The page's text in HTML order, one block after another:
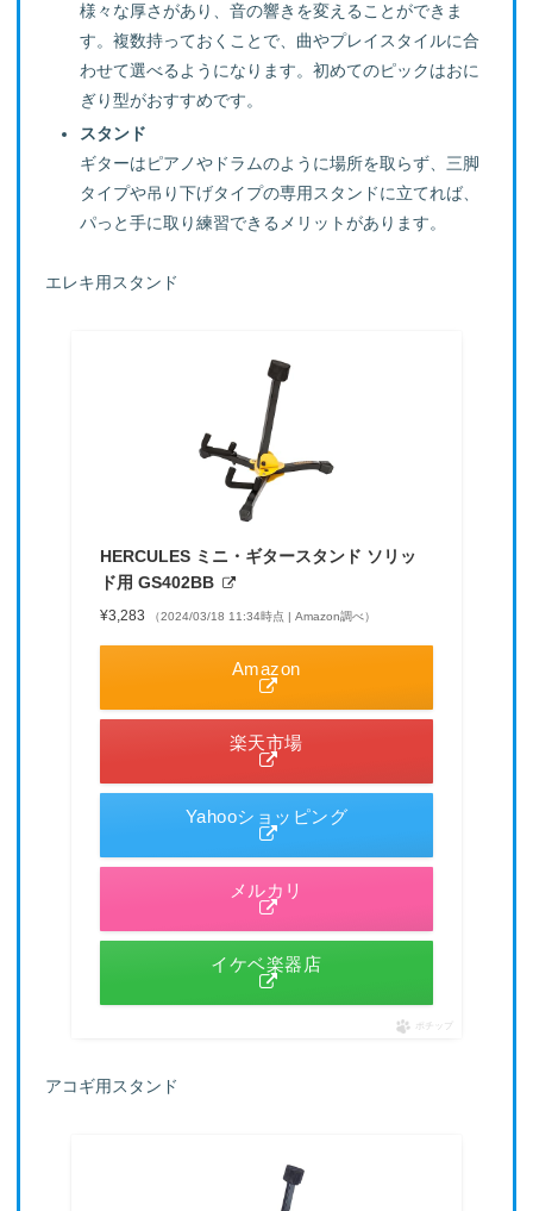
様々な厚さがあり、音の響きを変えることができま
す。複数持っておくことで、曲やプレイスタイルに合
わせて選べるようになります。初めてのピックはおに
ぎり型がおすすめです。
スタンド
ギターはピアノやドラムのように場所を取らず、三脚
タイプや吊り下げタイプの専用スタンドに立てれば、
パっと手に取り練習できるメリットがあります。
エレキ用スタンド
HERCULES ミニ・ギタースタンド ソリッ
ド用 GS402BB
¥3,283 （2024/03/18 11:34時点 | Amazon調べ）
Amazon
楽天市場
Yahooショッピング
メルカリ
イケベ楽器店
ポチップ
アコギ用スタンド